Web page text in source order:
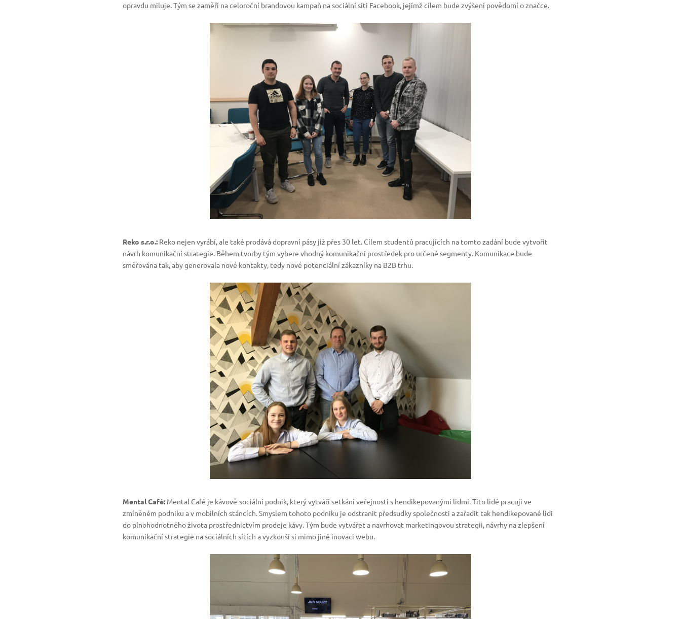
opravdu miluje. Tým se zaměří na celoroční brandovou kampaň na sociální síti Facebook, jejímž cílem bude zvýšení povědomí o značce.
Reko s.r.o.:Reko nejen vyrábí, ale také prodává dopravní pásy již přes 30 let. Cílem studentů pracujících na tomto zadání bude vytvořit
návrh komunikační strategie. Během tvorby tým vybere vhodný komunikační prostředek pro určené segmenty. Komunikace bude
směřována tak, aby generovala nové kontakty, tedy nové potenciální zákazníky na B2B trhu.
Mental Café: Mental Café je kávově-sociální podnik, který vytváří setkání veřejnosti s hendikepovanými lidmi. Tito lidé pracuji ve
zmíněném podniku a v mobilních stáncích. Smyslem tohoto podniku je odstranit předsudky společnosti a zařadit tak hendikepované lidi
do plnohodnotného života prostřednictvím prodeje kávy. Tým bude vytvářet a navrhovat marketingovou strategii, návrhy na zlepšení
komunikační strategie na sociálních sítích a vyzkouší si mimo jiné inovaci webu.